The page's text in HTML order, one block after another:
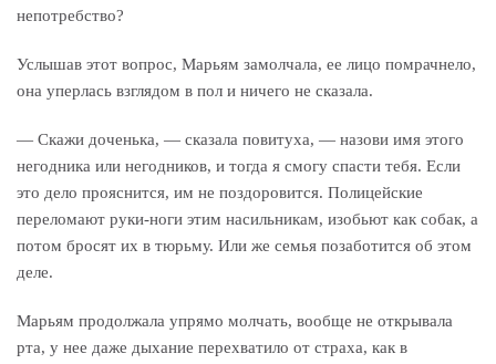
непотребство?
Услышав этот вопрос, Марьям замолчала, ее лицо помрачнело,
она уперлась взглядом в пол и ничего не сказала.
— Скажи доченька, — сказала повитуха, — назови имя этого
негодника или негодников, и тогда я смогу спасти тебя. Если
это дело прояснится, им не поздоровится. Полицейские
переломают руки-ноги этим насильникам, изобьют как собак, а
потом бросят их в тюрьму. Или же семья позаботится об этом
деле.
Марьям продолжала упрямо молчать, вообще не открывала
рта, у нее даже дыхание перехватило от страха, как в